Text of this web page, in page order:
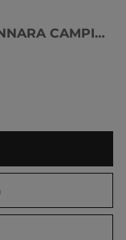
TONNARA CAMPING